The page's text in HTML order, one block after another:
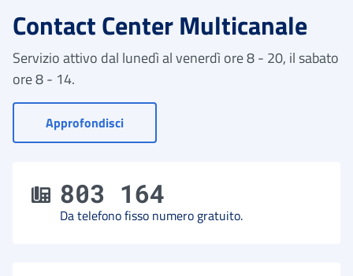
Contact Center Multicanale
Servizio attivo dal lunedì al venerdì ore 8 - 20, il sabato
ore 8 - 14.
Approfondisci- Vai a Contact Center
803 164
Da telefono fisso numero gratuito.